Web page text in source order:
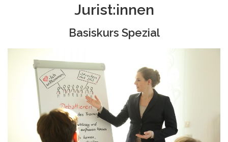
Jurist:innen
Basiskurs Spezial